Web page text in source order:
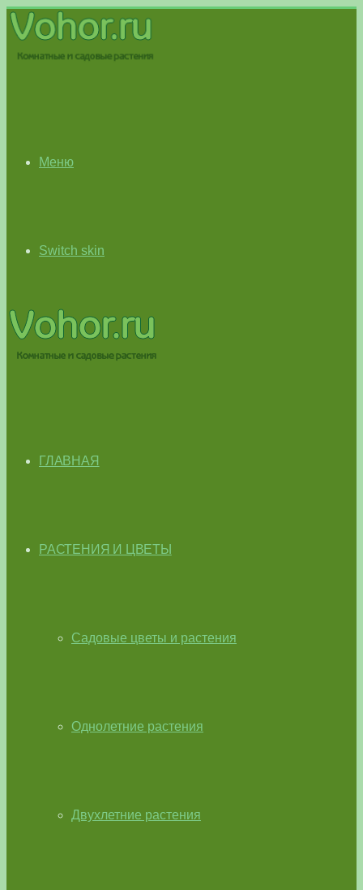
Меню
Switch skin
ГЛАВНАЯ
РАСТЕНИЯ И ЦВЕТЫ
Садовые цветы и растения
Однолетние растения
Двухлетние растения